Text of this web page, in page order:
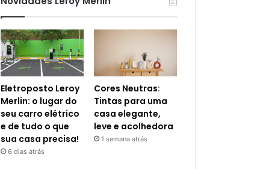
Eletroposto Leroy
Merlin: o lugar do
seu carro elétrico
e de tudo o que
sua casa precisa!
6 dias atrás
Cores Neutras:
Tintas para uma
casa elegante,
leve e acolhedora
1 semana atrás